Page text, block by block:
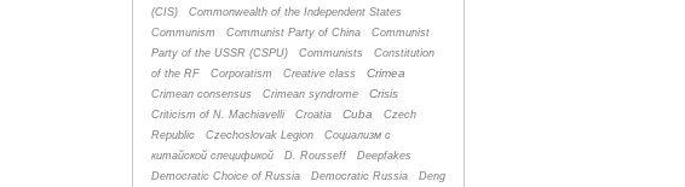
(CIS)
Commonwealth of the Independent States
Communism
Communist Party of China
Communist
Party of the USSR (CSPU)
Communists
Constitution
of the RF
Corporatism Creative class Crimea
Crimean consensus Crimean syndrome Crisis
Criticism of N. Machiavelli Croatia Cuba
Czech
Republic
Czechoslovak Legion
Cоциализм с
китайской спецификой
D. Rousseff
Deepfakes
Democratic Choice of Russia
Democratic Russia
Deng